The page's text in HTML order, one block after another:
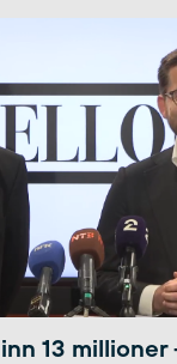
13 millioner